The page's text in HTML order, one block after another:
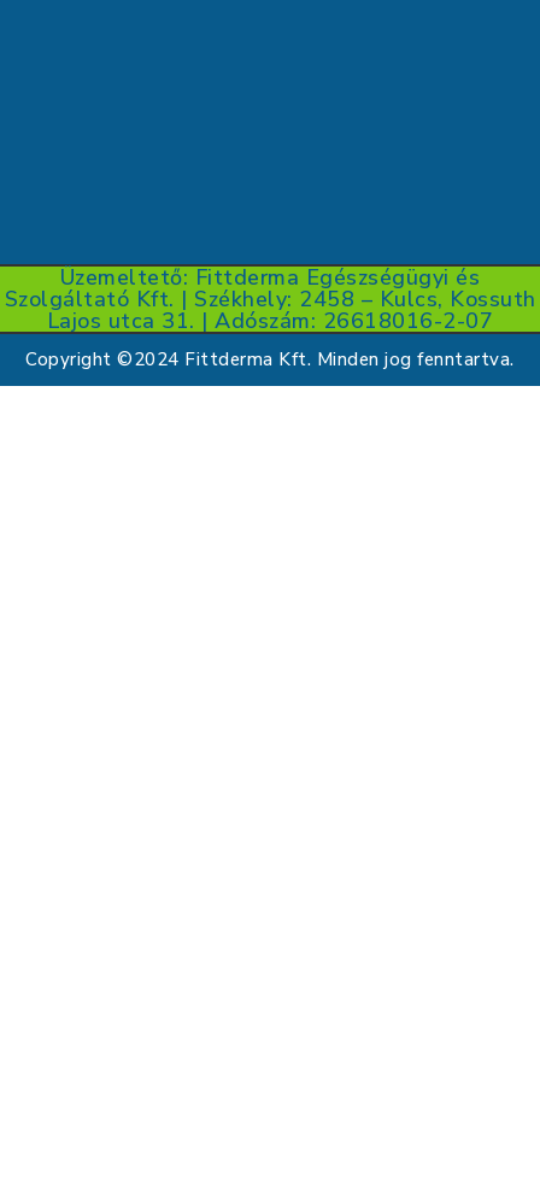
Üzemeltető: Fittderma Egészségügyi és
Szolgáltató Kft. | Székhely: 2458 – Kulcs, Kossuth
Lajos utca 31. | Adószám: 26618016-2-07
Copyright ©2024 Fittderma Kft. Minden jog fenntartva.